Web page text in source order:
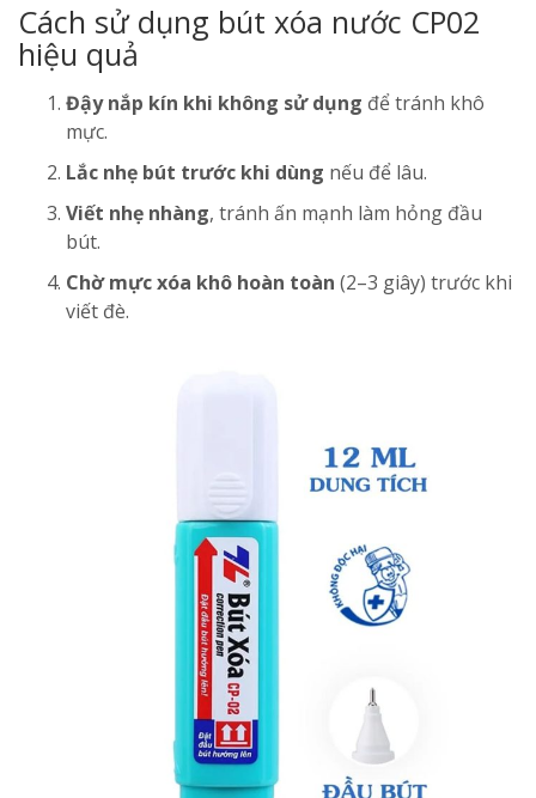
Cách sử dụng bút xóa nước CP02
hiệu quả
Đậy nắp kín khi không sử dụng để tránh khô
mực.
Lắc nhẹ bút trước khi dùng nếu để lâu.
Viết nhẹ nhàng, tránh ấn mạnh làm hỏng đầu
bút.
Chờ mực xóa khô hoàn toàn (2–3 giây) trước khi
viết đè.